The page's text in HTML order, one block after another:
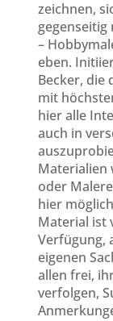
zeichnen,
gegenseitig
–
eben.
Becker, die
mit
hier alle
auch in
Materialien
oder
hier
Material ist
Verfügung,
eigenen
allen frei,
verfolgen,